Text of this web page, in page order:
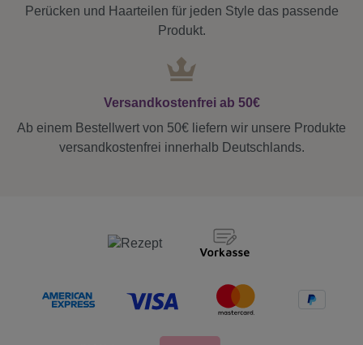
Perücken und Haarteilen für jeden Style das passende
Produkt.
Versandkostenfrei ab 50€
Ab einem Bestellwert von 50€ liefern wir unsere Produkte
versandkostenfrei innerhalb Deutschlands.